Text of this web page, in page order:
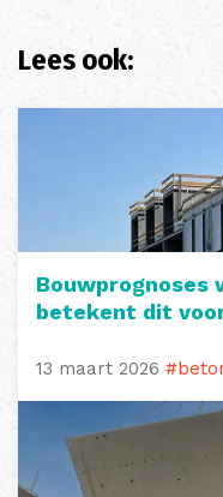
Lees ook:
Bouwprognoses
betekent dit
13 maart 2026